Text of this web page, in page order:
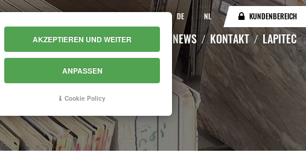
DE NL KUNDENBEREICH
KATALOG LAGERBESTAND NEWS KONTAKT LAPITEC
AKZEPTIEREN UND WEITER
ANPASSEN
Cookie Policy